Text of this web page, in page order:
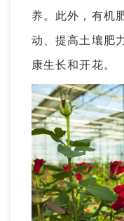
养。此外，有机
动、提高土壤肥
康生长和开花。